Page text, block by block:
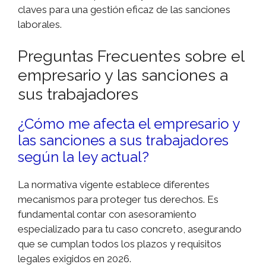
claves para una gestión eficaz de las sanciones
laborales.
Preguntas Frecuentes sobre el
empresario y las sanciones a
sus trabajadores
¿Cómo me afecta el empresario y
las sanciones a sus trabajadores
según la ley actual?
La normativa vigente establece diferentes
mecanismos para proteger tus derechos. Es
fundamental contar con asesoramiento
especializado para tu caso concreto, asegurando
que se cumplan todos los plazos y requisitos
legales exigidos en 2026.